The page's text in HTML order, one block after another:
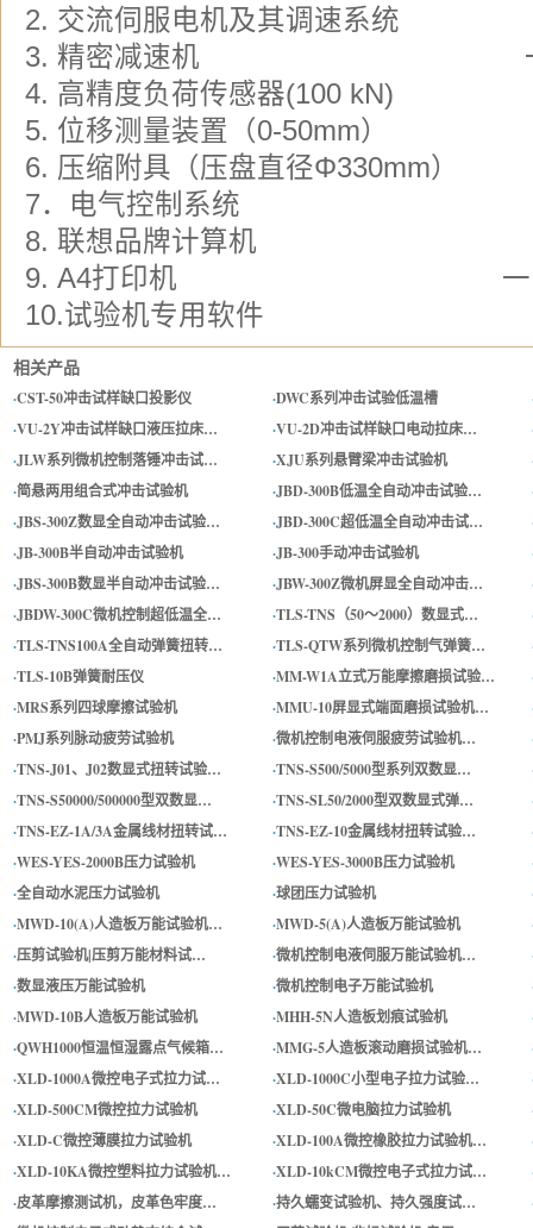
2. 交流伺服电机及其调速
3. 精密减速机
4. 高精度负荷传感器(100
5. 位移测量装置（0-
6. 压缩附具（压盘直径
7．电气控制系统
8. 联想品牌计算机
9. A4打印机
10.试验机专用软件
相关产品
·CST-50冲击试样缺口投影仪 ·DWC系列冲击试验低温槽
·VU-2Y冲击试样缺口液压拉床… ·VU-2D冲击试样缺口电动拉床…
·JLW系列微机控制落锤冲击试… ·XJU系列悬臂梁冲击试验机
·简悬两用组合式冲击试验机 ·JBD-300B低温全自动冲击试验…
·JBS-300Z数显全自动冲击试验… ·JBD-300C超低温全自动冲击试…
·JB-300B半自动冲击试验机 ·JB-300手动冲击试验机
·JBS-300B数显半自动冲击试验… ·JBW-300Z微机屏显全自动冲击…
·JBDW-300C微机控制超低温全… ·TLS-TNS（50～2000）数显式…
·TLS-TNS100A全自动弹簧扭转… ·TLS-QTW系列微机控制气弹簧…
·TLS-10B弹簧耐压仪 ·MM-W1A立式万能摩擦磨损试验…
·MRS系列四球摩擦试验机 ·MMU-10屏显式端面磨损试验机…
·PMJ系列脉动疲劳试验机 ·微机控制电液伺服疲劳试验机…
·TNS-J01、J02数显式扭转试验… ·TNS-S500/5000型系列双数显…
·TNS-S50000/500000型双数显… ·TNS-SL50/2000型双数显式弹…
·TNS-EZ-1A/3A金属线材扭转试… ·TNS-EZ-10金属线材扭转试验…
·WES-YES-2000B压力试验机 ·WES-YES-3000B压力试验机
·全自动水泥压力试验机 ·球团压力试验机
·MWD-10(A)人造板万能试验机… ·MWD-5(A)人造板万能试验机
·压剪试验机|压剪万能材料试… ·微机控制电液伺服万能试验机…
·数显液压万能试验机 ·微机控制电子万能试验机
·MWD-10B人造板万能试验机 ·MHH-5N人造板划痕试验机
·QWH1000恒温恒湿露点气候箱… ·MMG-5人造板滚动磨损试验机…
·XLD-1000A微控电子式拉力试… ·XLD-1000C小型电子拉力试验…
·XLD-500CM微控拉力试验机 ·XLD-50C微电脑拉力试验机
·XLD-C微控薄膜拉力试验机 ·XLD-100A微控橡胶拉力试验机…
·XLD-10KA微控塑料拉力试验机… ·XLD-10kCM微控电子式拉力试…
·皮革摩擦测试机，皮革色牢度… ·持久蠕变试验机、持久强度试…